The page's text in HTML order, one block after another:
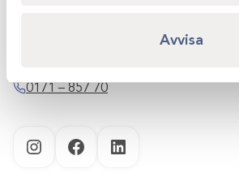
Avvisa
0171 – 857 70
InstagramFacebookLinkedIn